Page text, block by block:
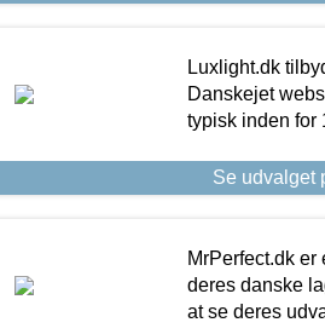
Luxlight.dk
Danskejet
typisk inden for
Se udvalget
MrPerfect.dk
deres danske
at se deres